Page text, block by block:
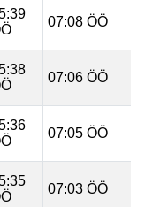
07:08 ÖÖ
07:06 ÖÖ
07:05 ÖÖ
07:03 ÖÖ